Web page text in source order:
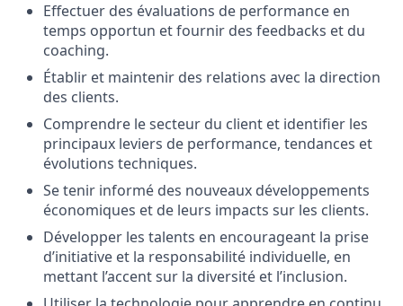
Effectuer des évaluations de performance en
temps opportun et fournir des feedbacks et du
coaching.
Établir et maintenir des relations avec la direction
des clients.
Comprendre le secteur du client et identifier les
principaux leviers de performance, tendances et
évolutions techniques.
Se tenir informé des nouveaux développements
économiques et de leurs impacts sur les clients.
Développer les talents en encourageant la prise
d’initiative et la responsabilité individuelle, en
mettant l’accent sur la diversité et l’inclusion.